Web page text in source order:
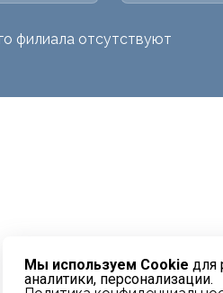
Мы используем Cookie для
аналитики, персонализации.
филиала отсутствуют